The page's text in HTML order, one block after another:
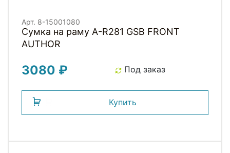
Арт. 8-15001080
Сумка на раму A-R281 GSB FRONT
AUTHOR
3080 ₽ Под заказ
Купить